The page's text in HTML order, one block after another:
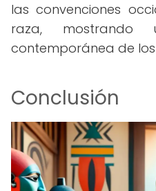
las convenciones
raza, mostrando
contemporánea de
Conclusión